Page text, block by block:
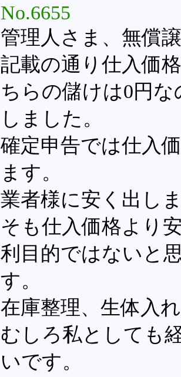
No.6655
管理人さま、無償
記載の通り仕入価
ちらの儲けは0円
しました。
確定申告では仕入
ます。
業者様に安く出し
そも仕入価格より
利目的ではないと
す。
在庫整理、生体入
むしろ私としても
いです。